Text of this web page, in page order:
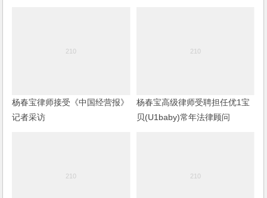
杨春宝律师接受《中国经营报》
记者采访
杨春宝高级律师受聘担任优1宝
贝(U1baby)常年法律顾问